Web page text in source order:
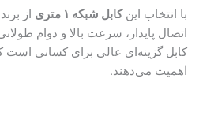
با انتخاب اینکابل شبکه ۱ متری
از
اتصال پایدار، سرعت بالا و دوام
کابل گزینه‌ای عالی برای کسانی است
اهمیت می‌دهند.